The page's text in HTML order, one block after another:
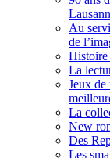
Au
de
Histoire
La
Jeux
La
New
Des
Les